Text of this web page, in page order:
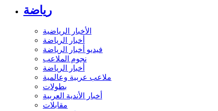
رياضة
الأخبار الرياضية
أخبار الرياضة
فيديو أخبار الرياضة
نجوم الملاعب
أخبار الرياضة
ملاعب عربية وعالمية
بطولات
أخبار الأندية العربية
مقابلات